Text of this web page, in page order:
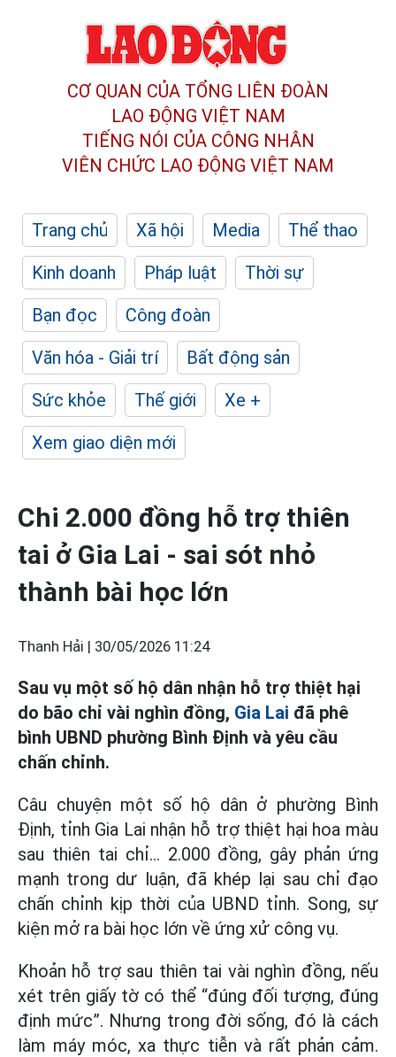
CƠ QUAN CỦA TỔNG LIÊN ĐOÀN
LAO ĐỘNG VIỆT NAM
TIẾNG NÓI CỦA CÔNG NHÂN
VIÊN CHỨC LAO ĐỘNG VIỆT NAM
Trang chủ Xã hội Media
Thể thao
Kinh doanh
Pháp luật
Thời sự
Bạn đọc
Công đoàn
Văn hóa - Giải trí
Bất động sản
Sức khỏe
Thế giới
Xe +
Xem giao diện mới
Chi 2.000 đồng hỗ trợ thiên
tai ở Gia Lai - sai sót nhỏ
thành bài học lớn
Thanh Hải | 30/05/2026 11:24
Sau vụ một số hộ dân nhận hỗ trợ thiệt hại
do bão chỉ vài nghìn đồng, Gia Lai đã phê
bình UBND phường Bình Định và yêu cầu
chấn chỉnh.
Câu chuyện một số hộ dân ở phường Bình
Định, tỉnh Gia Lai nhận hỗ trợ thiệt hại hoa màu
sau thiên tai chỉ... 2.000 đồng, gây phản ứng
mạnh trong dư luận, đã khép lại sau chỉ đạo
chấn chỉnh kịp thời của UBND tỉnh. Song, sự
kiện mở ra bài học lớn về ứng xử công vụ.
Khoản hỗ trợ sau thiên tai vài nghìn đồng, nếu
xét trên giấy tờ có thể “đúng đối tượng, đúng
định mức”. Nhưng trong đời sống, đó là cách
làm máy móc, xa thực tiễn và rất phản cảm.